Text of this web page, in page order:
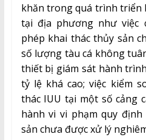
khăn trong quá trình triển
tại địa phương như việc
phép khai thác thủy sản
số lượng tàu cá không
thiết bị giám sát hành
tỷ lệ khá cao; việc kiểm
thác IUU tại một số cảng
hành vi vi phạm quy
sản chưa được xử lý